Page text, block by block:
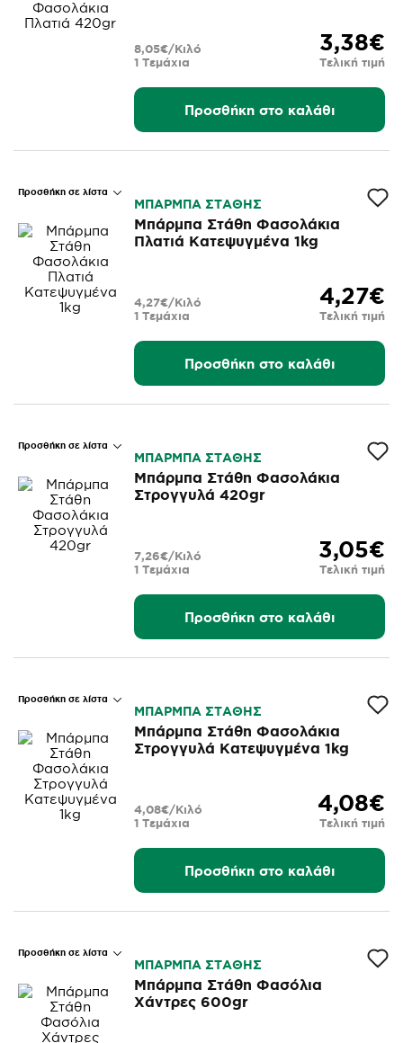
3,38€
Τελική τιμή
1 Τεμάχια
8,05€/Κιλό
Προσθήκη στο καλάθι
Προσθήκη σε λίστα
ΜΠΑΡΜΠΑ ΣΤΑΘΗΣ
Μπάρμπα Στάθη Φασολάκια
Πλατιά Κατεψυγμένα 1kg
4,27€
Τελική τιμή
1 Τεμάχια
4,27€/Κιλό
Προσθήκη στο καλάθι
Προσθήκη σε λίστα
ΜΠΑΡΜΠΑ ΣΤΑΘΗΣ
Μπάρμπα Στάθη Φασολάκια
Στρογγυλά 420gr
3,05€
Τελική τιμή
1 Τεμάχια
7,26€/Κιλό
Προσθήκη στο καλάθι
Προσθήκη σε λίστα
ΜΠΑΡΜΠΑ ΣΤΑΘΗΣ
Μπάρμπα Στάθη Φασολάκια
Στρογγυλά Κατεψυγμένα 1kg
4,08€
Τελική τιμή
1 Τεμάχια
4,08€/Κιλό
Προσθήκη στο καλάθι
Προσθήκη σε λίστα
ΜΠΑΡΜΠΑ ΣΤΑΘΗΣ
Μπάρμπα Στάθη Φασόλια
Χάντρες 600gr